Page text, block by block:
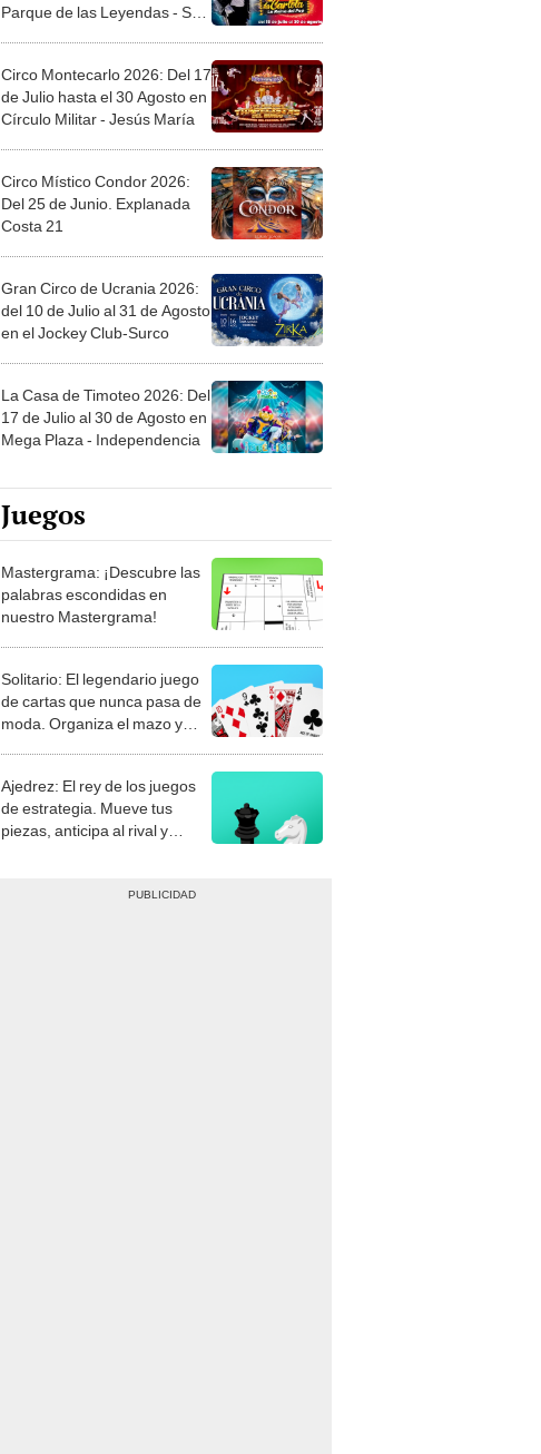
Parque de las Leyendas - San
Circo Montecarlo 2026: Del 17
de Julio hasta el 30 Agosto en
Círculo Militar - Jesús María
Circo Místico Condor 2026:
Del 25 de Junio. Explanada
Costa 21
Gran Circo de Ucrania 2026:
del 10 de Julio al 31 de Agosto
en el Jockey Club-Surco
La Casa de Timoteo 2026: Del
17 de Julio al 30 de Agosto en
Mega Plaza - Independencia
Juegos
Mastergrama: ¡Descubre las
palabras escondidas en
nuestro Mastergrama!
Solitario: El legendario juego
de cartas que nunca pasa de
moda. Organiza el mazo y
Ajedrez: El rey de los juegos
de estrategia. Mueve tus
piezas, anticipa al rival y